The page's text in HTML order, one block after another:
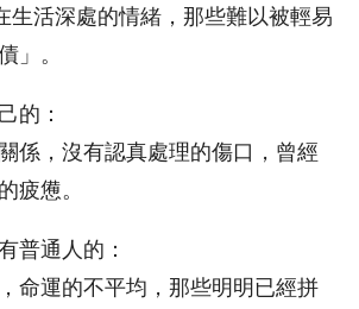
活深處的情緒，那些難以被輕易
」。
的：
係，沒有認真處理的傷口，曾經
疲憊。
普通人的：
命運的不平均，那些明明已經拼